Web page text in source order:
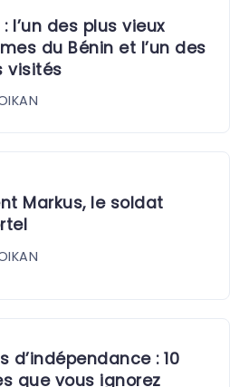
l’un des plus vieux
du Bénin et l’un des
visités
Markus, le soldat
d’indépendance : 10
que vous ignorez